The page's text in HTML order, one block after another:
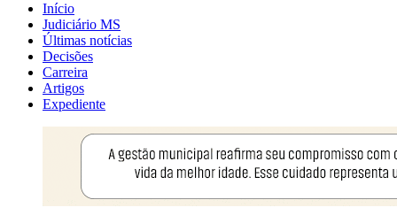
Início
Judiciário MS
Últimas notícias
Decisões
Carreira
Artigos
Expediente